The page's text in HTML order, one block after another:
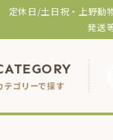
定休日/土日祝・上野動
発送
テゴリーで探す